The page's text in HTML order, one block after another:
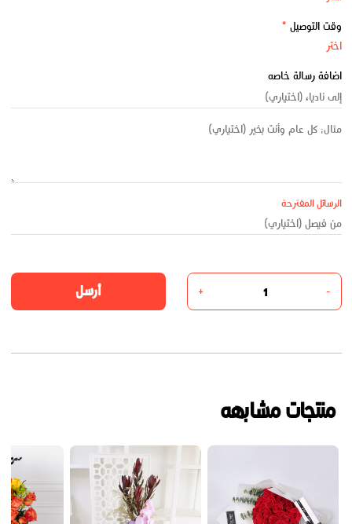
وقت التوصيل *
اضافة رسالة خاصه
الرسائل المقترحة
-
+ أرسل
منتجات مشابهه